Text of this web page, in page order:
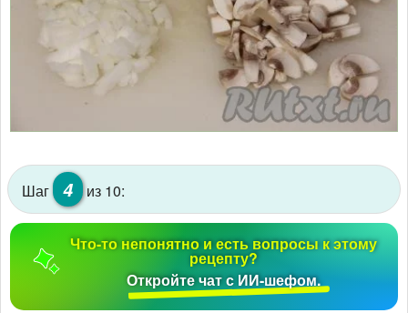
Шаг 4 из 10:
Что-то непонятно и есть вопросы к этому
рецепту?
Откройте чат с ИИ-шефом.